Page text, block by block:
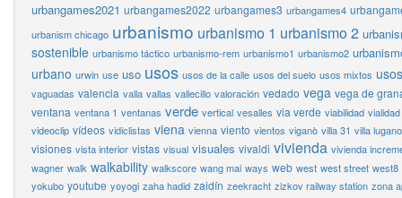
urbangames2021 urbangames2022 urbangames3 urbangames4
urbanism chicago urbanismo urbanismo 1 urbanismo 2
sostenible urbanismo táctico urbanismo-rem urbanismo1 urbanismo2
urbano urwin use uso usos usos de la calle usos del suelo usos mixtos
vaguadas valencia valla vallas vallecillo valoración vedado vega vega de
ventana ventana 1 ventanas verde vertical vesalles via verde viabilidad vialidad
videoclip vídeos vidiclistas viena vienna viento vientos viganò villa 31 villa lugano
visiones vista interior vistas visual visuales vivaldi vivienda vivienda
wagner walk walkability walkscore wang mai ways web west west street west8
yokubo youtube yoyogi zaha hadid zaidín zeekracht zizkov railway station zona